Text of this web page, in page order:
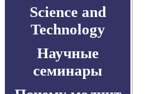
Science and
Technology
Научные
семинары